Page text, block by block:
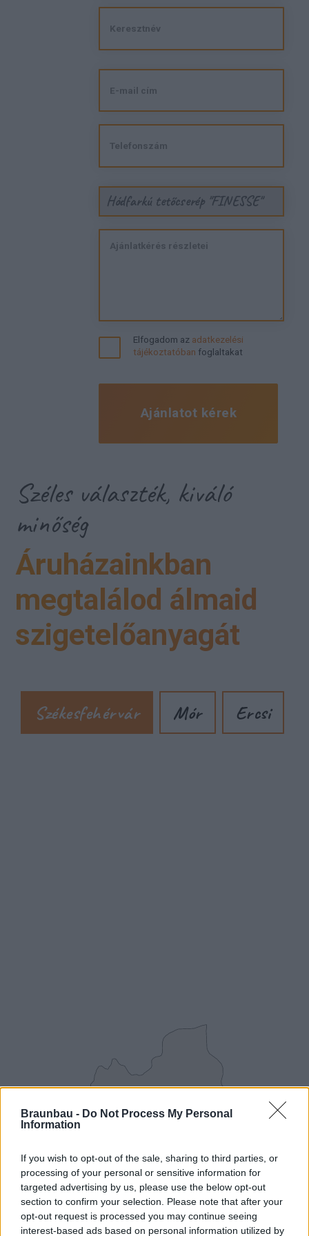
Braunbau - Do Not Process My Personal
Information
If you wish to opt-out of the sale, sharing to third parties, or
processing of your personal or sensitive information for
targeted advertising by us, please use the below opt-out
section to confirm your selection. Please note that after your
opt-out request is processed you may continue seeing
interest-based ads based on personal information utilized by
Hódfarkú tetőcserép "FINESSE"
Elfogadom az adatkezelési
tájékoztatóban foglaltakat
Ajánlatot kérek
Széles választék, kiváló
minőség
Áruházainkban
megtalálod álmaid
szigetelőanyagát
Székesfehérvár Mór Ercsi
Tel.: